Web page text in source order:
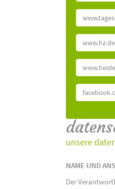
www.hz.de
unsere
NAME UND
Der